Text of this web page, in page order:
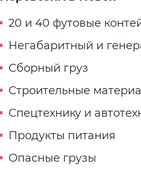
20 и 40 футовые
Негабаритный и
Сборный груз
Строительные
Спецтехнику и
Продукты питания
Опасные грузы